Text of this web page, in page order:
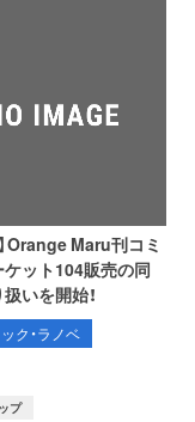
Orange Maru刊コミ
ケット104販売の同
いを開始！
ク・ラノベ
プ